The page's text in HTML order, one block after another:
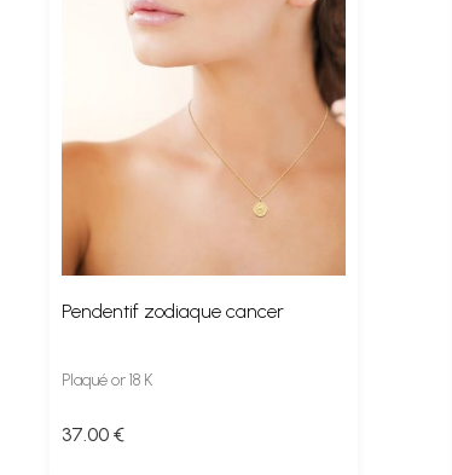
Pendentif zodiaque cancer
Plaqué or 18 K
37 .00 €